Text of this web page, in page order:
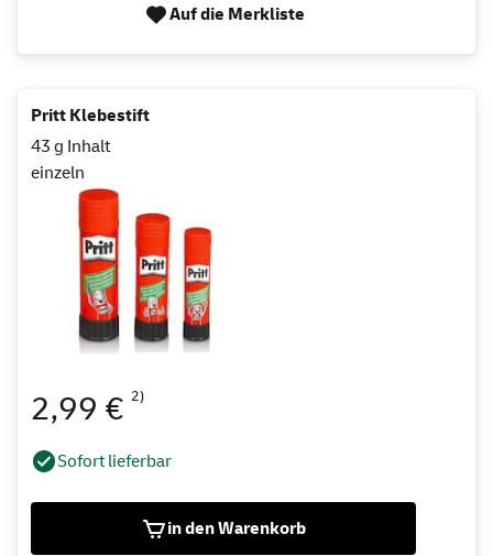
Auf die Merkliste
Pritt Klebestift
43 g Inhalt
einzeln
2,99 € 2)
Sofort lieferbar
in den Warenkorb